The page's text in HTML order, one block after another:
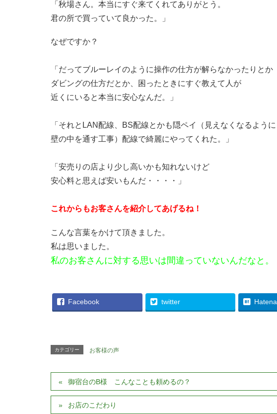
「秋場さん。本当にすぐ来てくれてありがとう。
君の所で買っていて良かった。」
なぜですか？
「だってブルーレイのように操作の仕方が解らなかったりとか
ダビングの仕方だとか、困ったときにすぐ教えて人が
近くにいると本当に安心なんだ。」
「それとLAN配線、BS配線とかも隠ペイ（見えなくなるように
壁の中を通す工事）配線で綺麗にやってくれた。」
「安売りの店より少し高いかも知れないけど
安心料と思えば安いもんだ・・・・」
これからもお客さんを紹介してあげるね！
こんな言葉をかけて頂きました。
私は思いました。
私のお客さんに対する思いは間違っていないんだなと。
Facebook twitter Hatena
カテゴリー お客様の声
御宿台のB様 こんなことも頼めるの？
お店のこだわり